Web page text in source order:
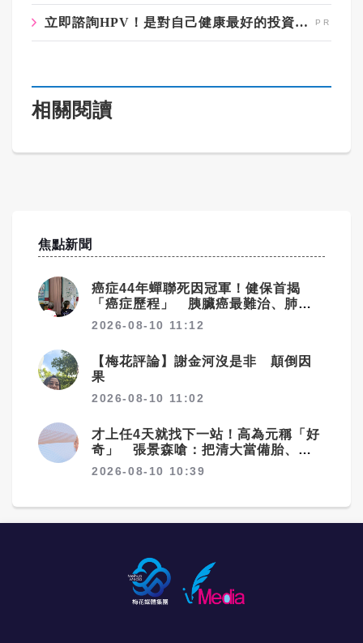
立即諮詢HPV！是對自己健康最好的投資，把握現在不嫌晚！
相關閱讀
焦點新聞
癌症44年蟬聯死因冠軍！健保首揭
「癌症歷程」 胰臟癌最難治、肺癌
驚見院際差41.8個百分點
2026-08-10 11:12
【梅花評論】謝金河沒是非 顛倒因
果
2026-08-10 11:02
才上任4天就找下一站！高為元稱「好
奇」 張景森嗆：把清大當備胎、準
備劈腿
2026-08-10 10:39